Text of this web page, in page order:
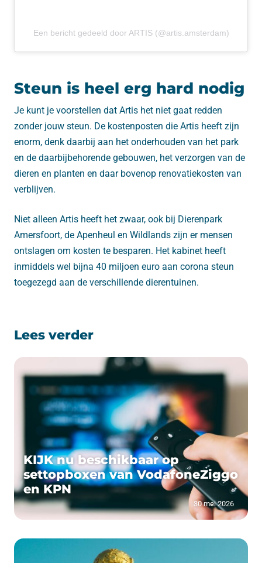
Een bericht gedeeld door ARTIS (@artis.amsterdam)
Steun is heel erg hard nodig
Je kunt je voorstellen dat Artis het niet gaat redden
zonder jouw steun. De kostenposten die Artis heeft zijn
enorm, denk daarbij aan het onderhouden van het park
en de daarbijbehorende gebouwen, het verzorgen van de
dieren en planten en daar bovenop renovatiekosten van
verblijven.
Niet alleen Artis heeft het zwaar, ook bij Dierenpark
Amersfoort, de Apenheul en Wildlands zijn er mensen
ontslagen om kosten te besparen. Het kabinet heeft
inmiddels wel bijna 40 miljoen euro aan corona steun
toegezegd aan de verschillende dierentuinen.
Lees verder
KIJK nu beschikbaar op
settopboxen van VodafoneZiggo
en KPN
30 mei 2026